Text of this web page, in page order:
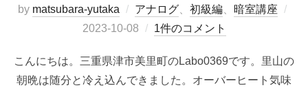
by matsubara-yutaka アナログ 初級編 暗室講座
2023-10-08 1件のコメント
こんにちは。三重県津市美里町のLabo0369です。里山の
朝晩は随分と冷え込んできました。オーバーヒート気味